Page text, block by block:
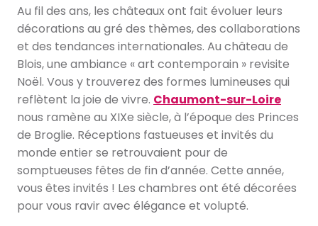
Au fil des ans, les châteaux ont fait évoluer leurs
décorations au gré des thèmes, des collaborations
et des tendances internationales. Au château de
Blois, une ambiance « art contemporain » revisite
Noël. Vous y trouverez des formes lumineuses qui
reflètent la joie de vivre. Chaumont-sur-Loire
nous ramène au XIXe siècle, à l’époque des Princes
de Broglie. Réceptions fastueuses et invités du
monde entier se retrouvaient pour de
somptueuses fêtes de fin d’année. Cette année,
vous êtes invités ! Les chambres ont été décorées
pour vous ravir avec élégance et volupté.